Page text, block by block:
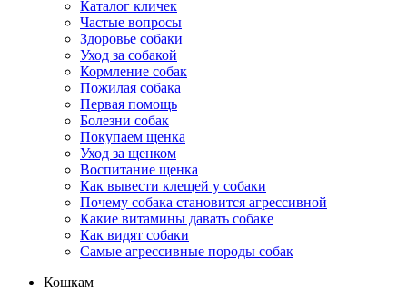
Каталог кличек
Частые вопросы
Здоровье собаки
Уход за собакой
Кормление собак
Пожилая собака
Первая помощь
Болезни собак
Покупаем щенка
Уход за щенком
Воспитание щенка
Как вывести клещей у собаки
Почему собака становится агрессивной
Какие витамины давать собаке
Как видят собаки
Самые агрессивные породы собак
Кошкам